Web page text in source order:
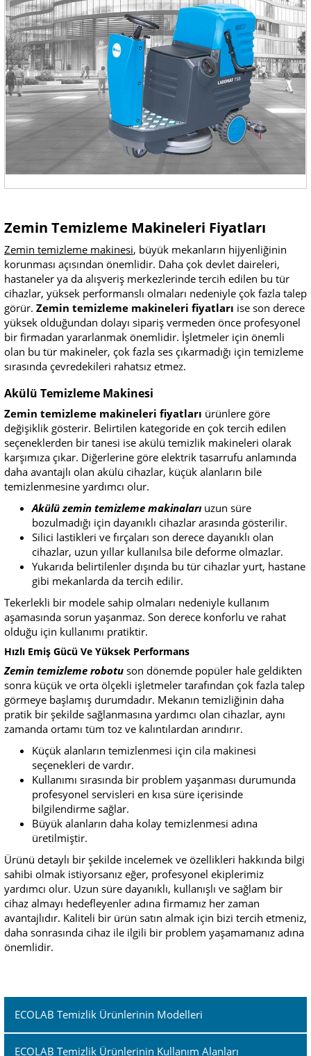
Zemin Temizleme Makineleri Fiyatları
Zemin temizleme makinesi, büyük mekanların hijyenliğinin
korunması açısından önemlidir. Daha çok devlet daireleri,
hastaneler ya da alışveriş merkezlerinde tercih edilen bu tür
cihazlar, yüksek performanslı olmaları nedeniyle çok fazla talep
görür. Zemin temizleme makineleri fiyatları ise son derece
yüksek olduğundan dolayı sipariş vermeden önce profesyonel
bir firmadan yararlanmak önemlidir. İşletmeler için önemli
olan bu tür makineler, çok fazla ses çıkarmadığı için temizleme
sırasında çevredekileri rahatsız etmez.
Akülü Temizleme Makinesi
Zemin temizleme makineleri fiyatları ürünlere göre
değişiklik gösterir. Belirtilen kategoride en çok tercih edilen
seçeneklerden bir tanesi ise akülü temizlik makineleri olarak
karşımıza çıkar. Diğerlerine göre elektrik tasarrufu anlamında
daha avantajlı olan akülü cihazlar, küçük alanların bile
temizlenmesine yardımcı olur.
Akülü zemin temizleme makinalarıuzun süre
bozulmadığı için dayanıklı cihazlar arasında gösterilir.
Silici lastikleri ve fırçaları son derece dayanıklı olan
cihazlar, uzun yıllar kullanılsa bile deforme olmazlar.
Yukarıda belirtilenler dışında bu tür cihazlar yurt, hastane
gibi mekanlarda da tercih edilir.
Tekerlekli bir modele sahip olmaları nedeniyle kullanım
aşamasında sorun yaşanmaz. Son derece konforlu ve rahat
olduğu için kullanımı pratiktir.
Hızlı Emiş Gücü Ve Yüksek Performans
Zemin temizleme robotu son dönemde popüler hale geldikten
sonra küçük ve orta ölçekli işletmeler tarafından çok fazla talep
görmeye başlamış durumdadır. Mekanın temizliğinin daha
pratik bir şekilde sağlanmasına yardımcı olan cihazlar, aynı
zamanda ortamı tüm toz ve kalıntılardan arındırır.
Küçük alanların temizlenmesi için cila makinesi
seçenekleri de vardır.
Kullanımı sırasında bir problem yaşanması durumunda
profesyonel servisleri en kısa süre içerisinde
bilgilendirme sağlar.
Büyük alanların daha kolay temizlenmesi adına
üretilmiştir.
Ürünü detaylı bir şekilde incelemek ve özellikleri hakkında bilgi
sahibi olmak istiyorsanız eğer, profesyonel ekiplerimiz
yardımcı olur. Uzun süre dayanıklı, kullanışlı ve sağlam bir
cihaz almayı hedefleyenler adına firmamız her zaman
avantajlıdır. Kaliteli bir ürün satın almak için bizi tercih etmeniz,
daha sonrasında cihaz ile ilgili bir problem yaşamamanız adına
önemlidir.
ECOLAB Temizlik Ürünlerinin Modelleri
ECOLAB Temizlik Ürünlerinin Kullanım Alanları